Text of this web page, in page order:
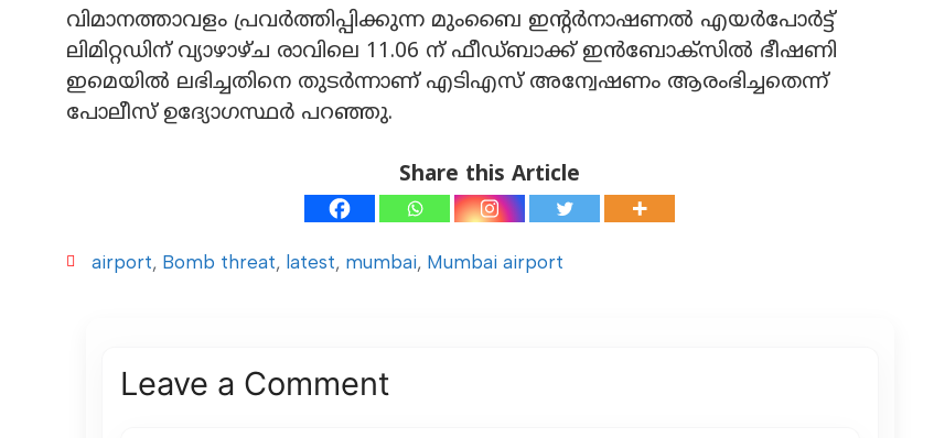
വിമാനത്താവളം പ്രവര്‍ത്തിപ്പിക്കുന്ന മുംബൈ ഇന്റര്‍നാഷണല്‍ എയര്‍പോര്‍ട്ട്
ലിമിറ്റഡിന് വ്യാഴാഴ്ച രാവിലെ 11.06 ന് ഫീഡ്ബാക്ക് ഇന്‍ബോക്സില്‍ ഭീഷണി
ഇമെയില്‍ ലഭിച്ചതിനെ തുടര്‍ന്നാണ് എടിഎസ് അന്വേഷണം ആരംഭിച്ചതെന്ന്
പോലീസ് ഉദ്യോഗസ്ഥര്‍ പറഞ്ഞു.
Share this Article
airport, Bomb threat, latest, mumbai, Mumbai airport
Leave a Comment